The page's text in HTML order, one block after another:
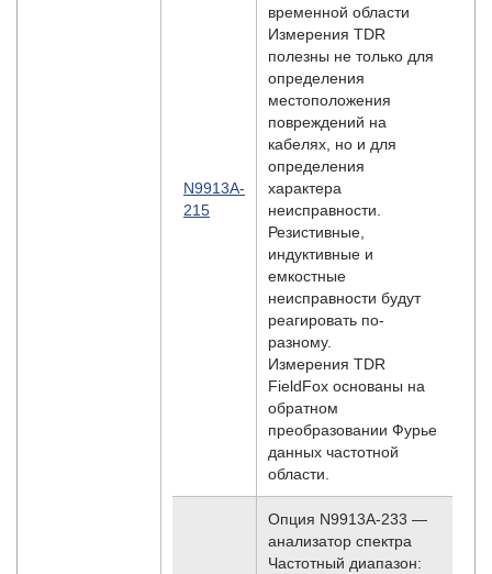
N9913A-
215
временной области
Измерения TDR
полезны не только для
определения
местоположения
повреждений на
кабелях, но и для
определения
характера
неисправности.
Резистивные,
индуктивные и
емкостные
неисправности будут
реагировать по-
разному.
Измерения TDR
FieldFox основаны на
обратном
преобразовании Фурье
данных частотной
области.
Опция N9913A-233 —
анализатор спектра
Частотный диапазон: